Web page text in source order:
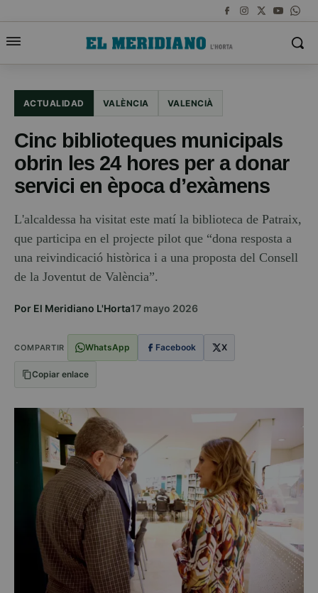
ACTUALIDAD VALÈNCIA VALENCIÀ
Cinc biblioteques municipals
obrin les 24 hores per a donar
servici en època d’exàmens
L'alcaldessa ha visitat este matí la biblioteca de Patraix,
que participa en el projecte pilot que “dona resposta a
una reivindicació històrica i a una proposta del Consell
de la Joventut de València”.
Por El Meridiano L'Horta17 mayo 2026
COMPARTIR WhatsApp Facebook X
Copiar enlace